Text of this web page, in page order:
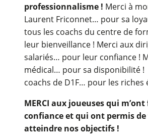
professionnalisme ! Merci à
Laurent Friconnet… pour sa
tous les coachs du centre de
leur bienveillance ! Merci aux
salariés… pour leur confiance !
médical… pour sa disponibilité !
coachs de D1F… pour les riches
MERCI aux joueuses qui
confiance et qui ont permis
atteindre nos objectifs !